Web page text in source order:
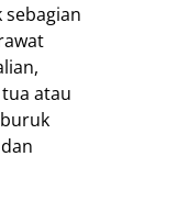
atau